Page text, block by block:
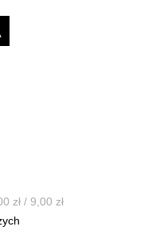
zł / 9,00 zł